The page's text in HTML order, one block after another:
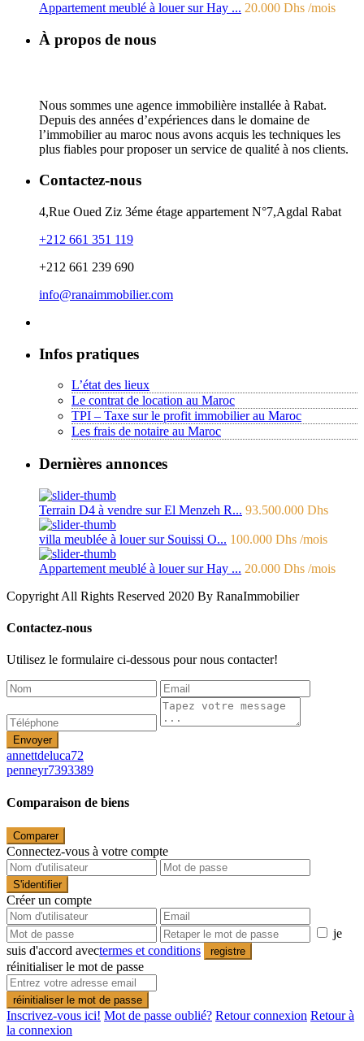
Appartement meublé à louer sur Hay ... 20.000 Dhs /mois
À propos de nous
Nous sommes une agence immobilière installée à Rabat.
Depuis des années d’expériences dans le domaine de
l’immobilier au maroc nous avons acquis les techniques les
plus fiables pour proposer un service de qualité à nos clients.
Contactez-nous
4,Rue Oued Ziz 3éme étage appartement N°7,Agdal Rabat
+212 661 351 119
+212 661 239 690
info@ranaimmobilier.com
Infos pratiques
L’état des lieux
Le contrat de location au Maroc
TPI – Taxe sur le profit immobilier au Maroc
Les frais de notaire au Maroc
Dernières annonces
Terrain D4 à vendre sur El Menzeh R... 93.500.000 Dhs
villa meublée à louer sur Souissi O... 100.000 Dhs /mois
Appartement meublé à louer sur Hay ... 20.000 Dhs /mois
Copyright All Rights Reserved 2020 By RanaImmobilier
Contactez-nous
Utilisez le formulaire ci-dessous pour nous contacter!
Envoyer
annettdeluca72
penneyr7393389
Comparaison de biens
Comparer
Connectez-vous à votre compte
S'identifier
Créer un compte
je
suis d'accord avectermes et conditions registre
réinitialiser le mot de passe
réinitialiser le mot de passe
Inscrivez-vous ici! Mot de passe oublié? Retour connexion Retour à
la connexion